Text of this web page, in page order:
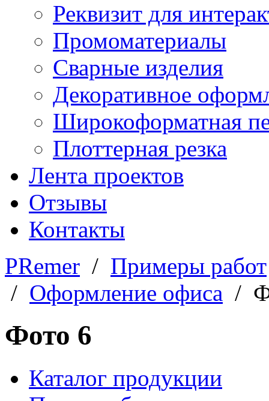
Реквизит для
Промоматериалы
Сварные изделия
Декоративное
Широкоформатная
Плоттерная резка
Лента проектов
Отзывы
Контакты
PRemer / Примеры работ
/ Оформление офиса /
Фото 6
Каталог продукции